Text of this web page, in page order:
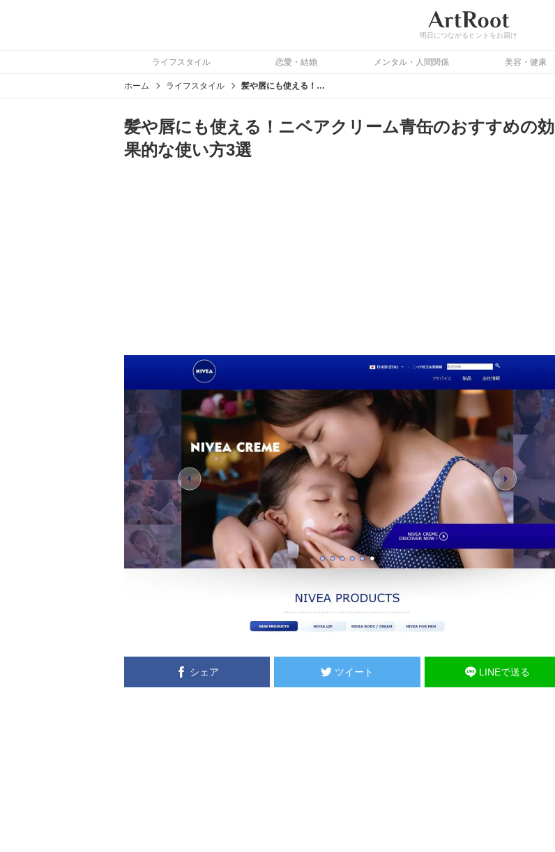
明日につながるヒントをお届け
ライフスタイル 恋愛・結婚 メンタル・人間関係 美容・健康
ホーム ライフスタイル 髪や唇にも使える！ニベアクリーム青缶のおすすめの効果的な使い方3選
髪や唇にも使える！ニベアクリーム青缶のおすすめの効
果的な使い方3選
シェア ツイート LINEで送る